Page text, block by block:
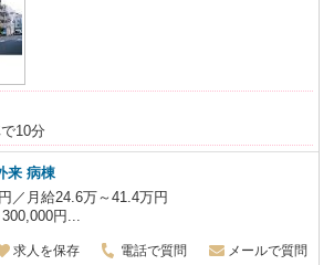
10分
来 病棟
／月給24.6万～41.4万円
円...
求人を保存 電話で質問 メールで質問